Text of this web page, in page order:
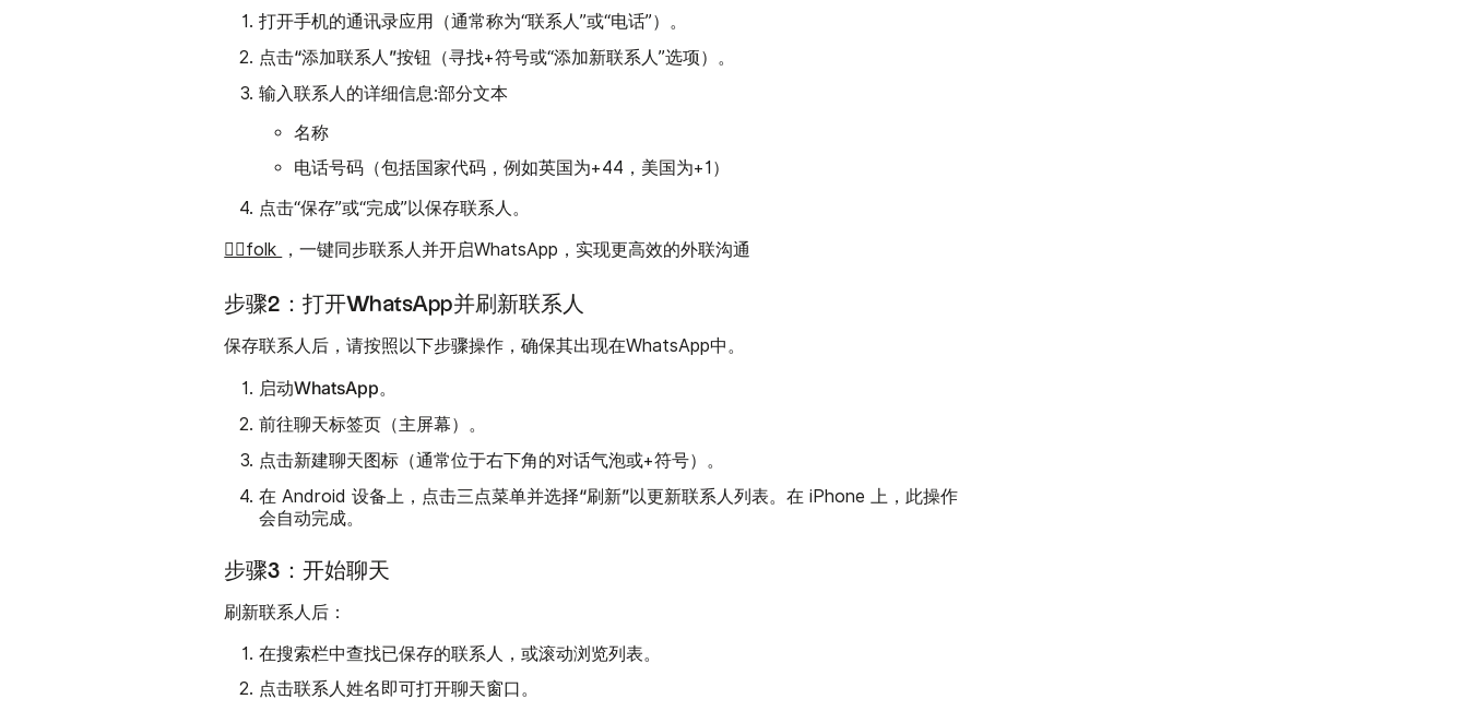
打开手机的通讯录应用 （通常称为“联系人”或“电话”）。
点击“添加联系人”按钮 （寻找+符号或“添加新联系人”选项）。
输入联系人的详细信息:部分文本
名称
电话号码（包括国家代码，例如英国为+44，美国为+1）
点击“保存”或“完成”以保存联系人 。
👉🏼folk
，一键同步联系人并开启WhatsApp，实现更高效的外联沟通
步骤2：打开WhatsApp并刷新联系人
保存联系人后，请按照以下步骤操作，确保其出现在WhatsApp中。
启动WhatsApp。
前往聊天标签页 （主屏幕）。
点击新建聊天图标 （通常位于右下角的对话气泡或+符号）。
在 Android 设备上，点击三点菜单并选择“刷新”以更新联系人列表。在 iPhone 上，此操作
会自动完成。
步骤3：开始聊天
刷新联系人后：
在搜索栏中查找已保存的联系人，或滚动浏览列表。
点击联系人姓名即可打开聊天窗口。